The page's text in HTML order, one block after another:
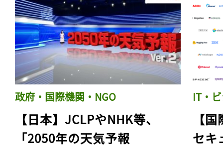
政府・国際機関・NGO
【日本】JCLPやNHK等、
「2050年の天気予報
IT・
【
セキ